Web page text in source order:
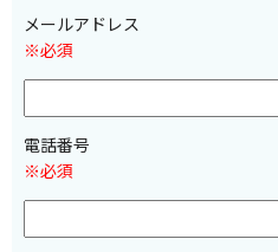
メールアドレス
※必須
電話番号
※必須